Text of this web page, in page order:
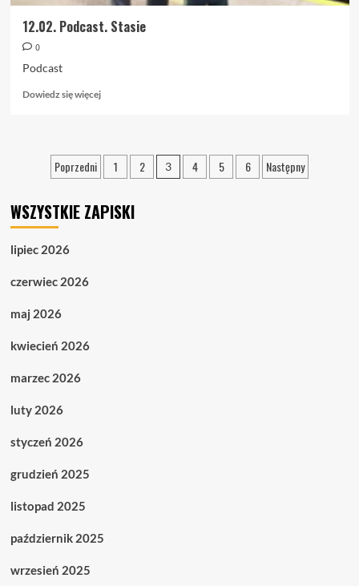
12.02. Podcast. Stasie
0
Podcast
Dowiedz się więcejDowiedz
12.02.
Podcast.
Stronicowanie
Poprzedni 1 2 3 4 5 6 Następny
WSZYSTKIE ZAPISKI
lipiec 2026
czerwiec 2026
maj 2026
kwiecień 2026
marzec 2026
luty 2026
styczeń 2026
grudzień 2025
listopad 2025
październik 2025
wrzesień 2025